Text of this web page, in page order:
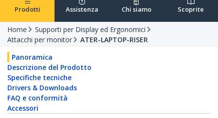
Prodotti Assistenza Chi siamo Scoprite
Home
Supporti per Display ed Ergonomici
Attacchi per monitor
ATER-LAPTOP-RISER
Panoramica
Descrizione del Prodotto
Specifiche tecniche
Drivers & Downloads
FAQ e conformità
Accessori